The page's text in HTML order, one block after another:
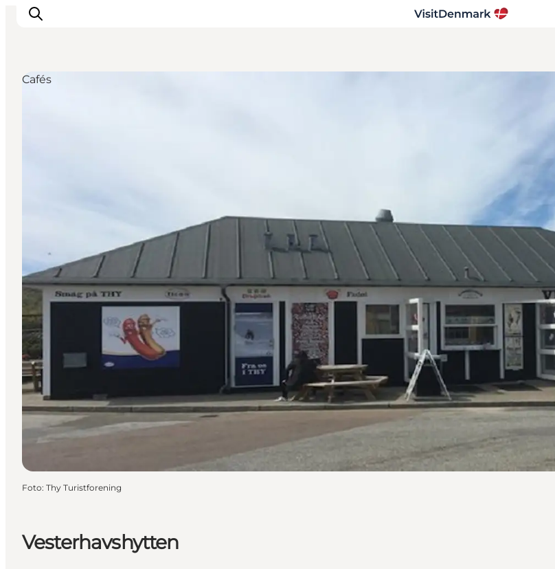
Vesterhavshytten
Cafés
Foto: Thy Turistforening